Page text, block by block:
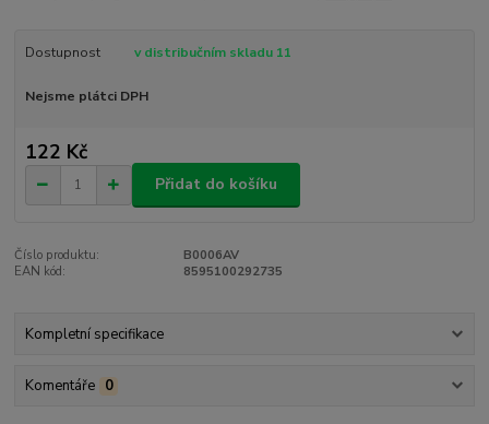
Dostupnost v distribučním skladu 11
Nejsme plátci DPH
122 Kč
Přidat do košíku
Číslo produktu:
B0006AV
EAN kód:
8595100292735
Kompletní specifikace
Komentáře 0